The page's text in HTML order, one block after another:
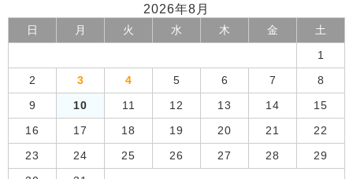
2026年8月
日 月 火 水 木 金 土
1
2 3 4 5 6 7 8
9 10 11 12 13 14 15
16 17 18 19 20 21 22
23 24 25 26 27 28 29